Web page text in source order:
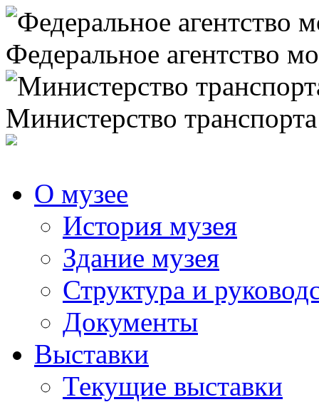
Федеральное агентство
Министерство
О музее
История музея
Здание музея
Структура и
Документы
Выставки
Текущие выставки